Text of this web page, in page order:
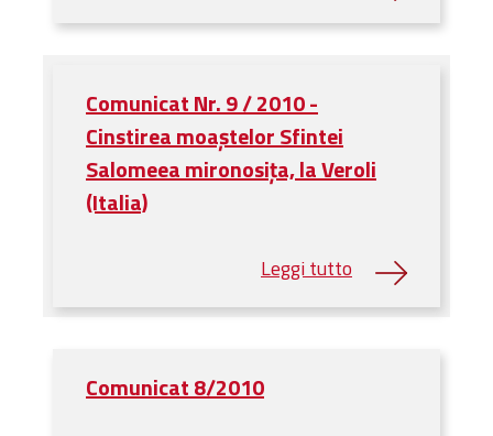
RISORSE
Apostolia Italia
Gli Statuti e le leggi
Lettere pastorali
Biblioteca
Risorse multimediali
della”famiglia” della
diocesi
Lectura Lunii
Comunicat Nr. 9 / 2010 -
Cinstirea moaștelor Sfintei
Salomeea mironosița, la Veroli
(Italia)
Comunicat 8/2010